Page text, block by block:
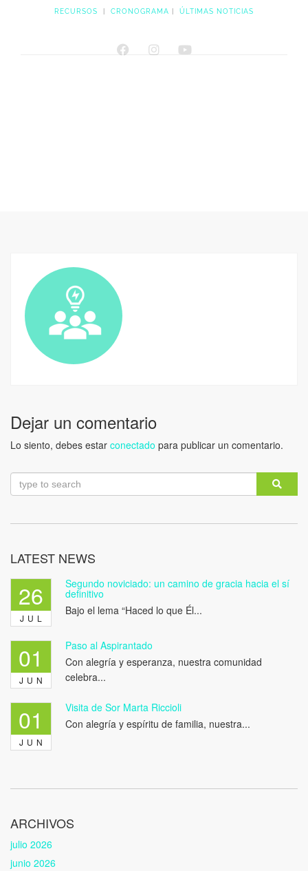
RECURSOS CRONOGRAMA ÚLTIMAS NOTICIAS
Dejar un comentario
Lo siento, debes estar conectado para publicar un comentario.
LATEST NEWS
26
JUL
Segundo noviciado: un camino de gracia hacia el sí
definitivo
Bajo el lema “Haced lo que Él...
01
JUN
Paso al Aspirantado
Con alegría y esperanza, nuestra comunidad
celebra...
01
JUN
Visita de Sor Marta Riccioli
Con alegría y espíritu de familia, nuestra...
ARCHIVOS
julio 2026
junio 2026